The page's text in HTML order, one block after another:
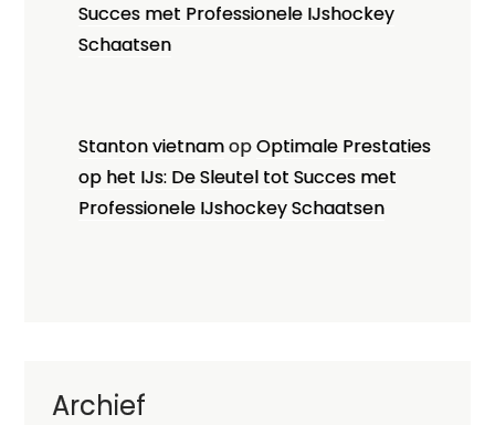
Succes met Professionele IJshockey
Schaatsen
Stanton vietnamopOptimale Prestaties
op het IJs: De Sleutel tot Succes met
Professionele IJshockey Schaatsen
Archief